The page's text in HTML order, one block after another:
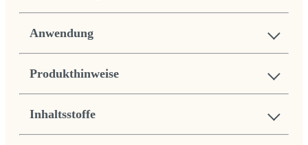
Anwendung
Produkthinweise
Inhaltsstoffe